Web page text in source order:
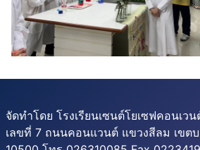
จัดทำโดย โรงเรียนเซนต์โยเซฟคอนเวน
เลขที่ 7 ถนนคอนแวนต์ แขวงสีลม เขตบ